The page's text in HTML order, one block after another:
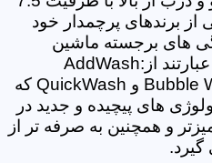
از برندهای پرچمدار خود
های برجسته ماشین
لباسشویی های سامسونگ عبارتند از:AddWash
Bubble Wash VRT Smart Control و QuickWash که
های پیچیده و جدید در
و همچنین به صرفه تر از